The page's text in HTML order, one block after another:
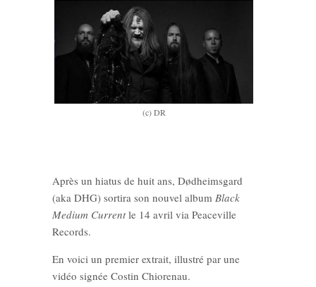
(c) DR
Après un hiatus de huit ans, Dødheimsgard
(aka DHG) sortira son nouvel album Black
Medium Currentle 14 avril via Peaceville
Records.
En voici un premier extrait, illustré par une
vidéo signée Costin Chiorenau.